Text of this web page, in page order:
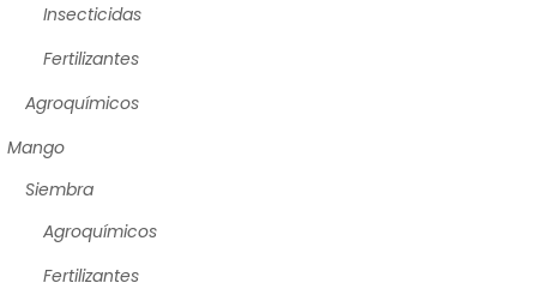
Insecticidas
Fertilizantes
Agroquímicos
Mango
Siembra
Agroquímicos
Fertilizantes